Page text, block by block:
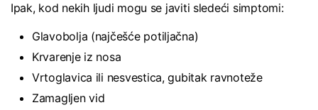
Ipak, kod nekih ljudi mogu se javiti sledeći simptomi:
Glavobolja (najčešće potiljačna)
Krvarenje iz nosa
Vrtoglavica ili nesvestica, gubitak ravnoteže
Zamagljen vid